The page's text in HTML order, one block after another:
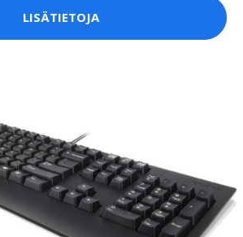
LISÄTIETOJA